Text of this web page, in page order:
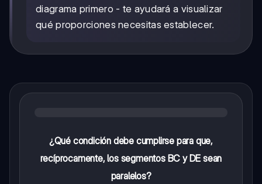
diagrama primero - te ayudará a visualizar
qué proporciones necesitas establecer.
¿Qué condición debe cumplirse para que,
recíprocamente, los segmentos BC y DE sean
paralelos?